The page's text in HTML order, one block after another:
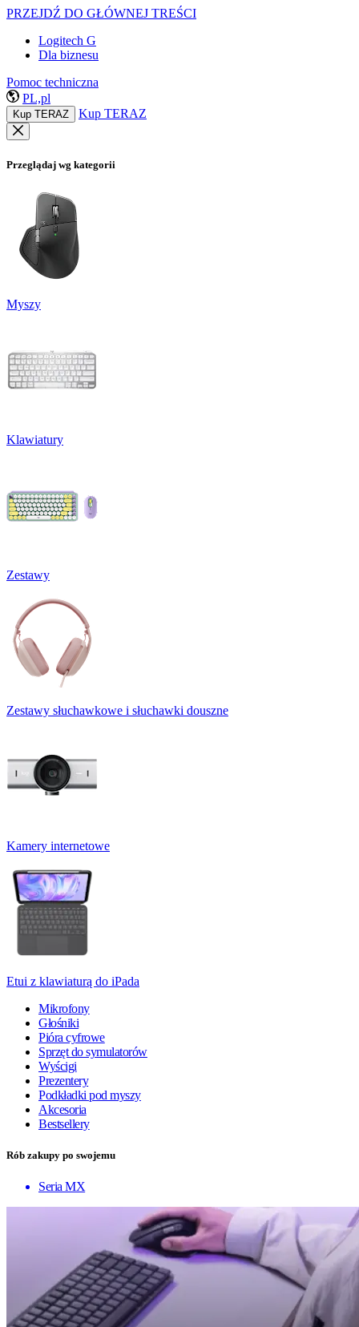
PRZEJDŹ DO GŁÓWNEJ TREŚCI
Logitech G
Dla biznesu
Pomoc techniczna
PL,pl
Kup TERAZ Kup TERAZ
Przeglądaj wg kategorii
Myszy
Klawiatury
Zestawy
Zestawy słuchawkowe i słuchawki douszne
Kamery internetowe
Etui z klawiaturą do iPada
Mikrofony
Głośniki
Pióra cyfrowe
Sprzęt do symulatorów
Wyścigi
Prezentery
Podkładki pod myszy
Akcesoria
Bestsellery
Rób zakupy po swojemu
Seria MX